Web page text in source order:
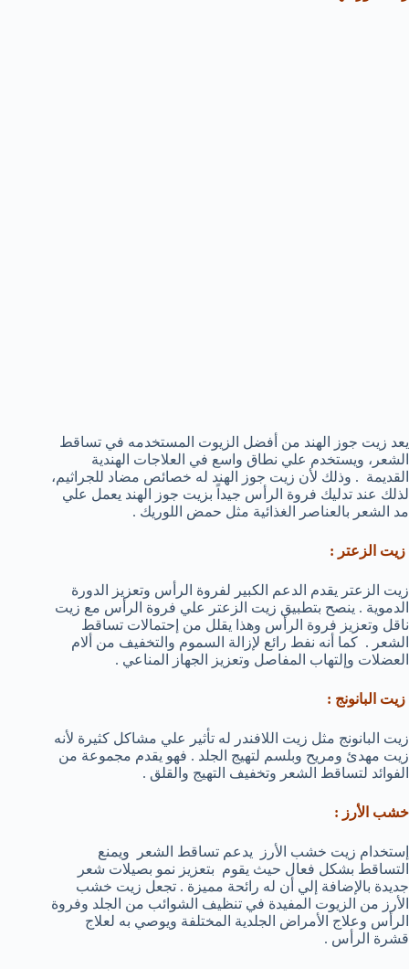
يعد زيت جوز الهند من أفضل الزيوت المستخدمه في تساقط
الشعر، ويستخدم علي نطاق واسع في العلاجات الهندية
القديمة . وذلك لأن زيت جوز الهند له خصائص مضاد للجراثيم،
لذلك عند تدليك فروة الرأس جيداً بزيت جوز الهند يعمل علي
مد الشعر بالعناصر الغذائية مثل حمض اللوريك .
زيت الزعتر :
زيت الزعتر يقدم الدعم الكبير لفروة الرأس وتعزيز الدورة
الدموية . ينصح بتطبيق زيت الزعتر علي فروة الرأس مع زيت
ناقل وتعزيز فروة الرأس وهذا يقلل من إحتمالات تساقط
الشعر . كما أنه نفط رائع لإزالة السموم والتخفيف من ألام
العضلات وإلتهاب المفاصل وتعزيز الجهاز المناعي .
زيت البانونج :
زيت البانونج مثل زيت اللافندر له تأثير علي مشاكل كثيرة لأنه
زيت مهدئ ومريح وبلسم لتهيج الجلد . فهو يقدم مجموعة من
الفوائد لتساقط الشعر وتخفيف التهيج والقلق .
خشب الأرز :
إستخدام زيت خشب الأرز يدعم تساقط الشعر ويمنع
التساقط بشكل فعال حيث يقوم بتعزيز نمو بصيلات شعر
جديدة بالإضافة إلي أن له رائحة مميزة . تجعل زيت خشب
الأرز من الزيوت المفيدة في تنظيف الشوائب من الجلد وفروة
الرأس وعلاج الأمراض الجلدية المختلفة ويوصي به لعلاج
قشرة الرأس .